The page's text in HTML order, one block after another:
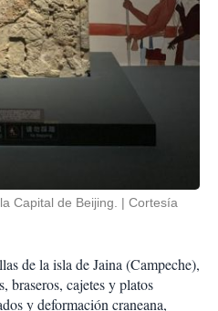
Capital de Beijing.
Cortesía
de la isla de Jaina (Campeche),
braseros, cajetes y platos
y deformación craneana,